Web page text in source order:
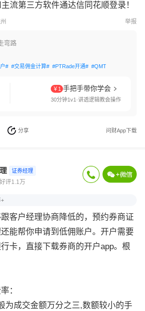
流第三方软件通达信同花顺登录！
举报
弯路
# #交易佣金计算# #PTRade开通# #QMT开通#
￥1 手把手带你学会
30分钟1v1·讲透逻辑教会操作
分享 问财App下载
证券经理
好评1.1万
+
客户经理协商降低的，预约券商证
能帮你申请到低佣账户。开户需要
卡，直接下载券商的开户app。根
：
为成交金额万分之三,数额较小的手